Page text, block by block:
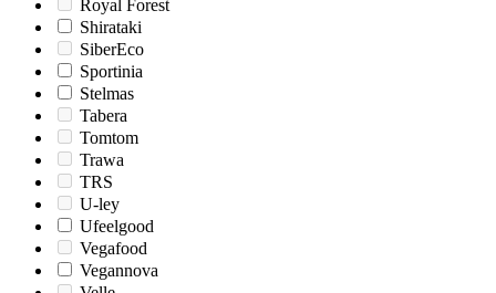
Royal Forest
Shirataki
SiberEco
Sportinia
Stelmas
Tabera
Tomtom
Trawa
TRS
U-ley
Ufeelgood
Vegafood
Vegannova